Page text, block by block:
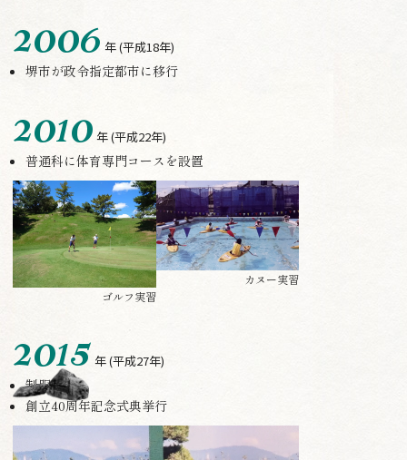
2006 年(平成18年)
堺市が政令指定都市に移行
2010 年(平成22年)
普通科に体育専門コースを設置
ゴルフ実習
カヌー実習
2015 年(平成27年)
制服改定
創立40周年記念式典挙行